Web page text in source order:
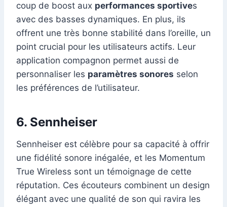
coup de boost aux performances sportives
avec des basses dynamiques. En plus, ils
offrent une très bonne stabilité dans l’oreille, un
point crucial pour les utilisateurs actifs. Leur
application compagnon permet aussi de
personnaliser les paramètres sonores selon
les préférences de l’utilisateur.
6. Sennheiser
Sennheiser est célèbre pour sa capacité à offrir
une fidélité sonore inégalée, et les Momentum
True Wireless sont un témoignage de cette
réputation. Ces écouteurs combinent un design
élégant avec une qualité de son qui ravira les